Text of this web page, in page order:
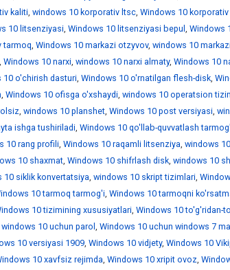
kaliti, windows 10 korporativ ltsc, Windows 10
10 litsenziyasi, Windows 10 litsenziyasi bepul , Windows
tarmoq, Windows 10 markazi otzyvov, windows 10
, Windows 10 narxi, windows 10 narxi almaty, Windows 10
10 o'chirish dasturi, Windows 10 o'rnatilgan flesh-disk,
, Windows 10 ofisga o'xshaydi, windows 10 operatsion
, windows 10 planshet, Windows 10 post versiyasi,
ishga tushiriladi, Windows 10 qo'llab-quvvatlash
10 rang profili, Windows 10 raqamli litsenziya, windows
10 shaxmat, Windows 10 shifrlash disk, windows 10
10 siklik konvertatsiya, windows 10 skript tizimlari,
10 tarmoq tarmog'i, Windows 10 tarmoqni
10 tizimining xususiyatlari, Windows 10 to'g'ridan-
windows 10 uchun parol , Windows 10 uchun windows 7
10 versiyasi 1909, Windows 10 vidjety, Windows 10
10 xavfsiz rejimda, Windows 10 xripit ovoz,